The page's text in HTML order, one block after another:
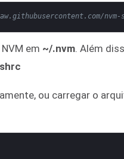
em ~/.nvm . Além
ou carregar o